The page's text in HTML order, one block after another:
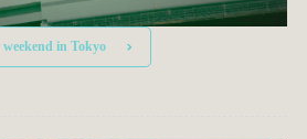
weekend in Tokyo